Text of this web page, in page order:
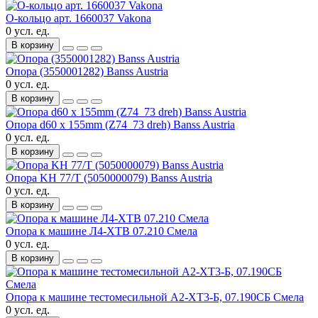
О-кольцо арт. 1660037 Vakona
0 усл. ед.
В корзину
Опора (3550001282) Banss Austria
0 усл. ед.
В корзину
Опора d60 x 155mm (Z74_73 dreh) Banss Austria
0 усл. ед.
В корзину
Опора KH 77/T (5050000079) Banss Austria
0 усл. ед.
В корзину
Опора к машине Л4-ХТВ 07.210 Смела
0 усл. ед.
В корзину
Опора к машине тестомесильной А2-ХТ3-Б, 07.190СБ Смела
0 усл. ед.